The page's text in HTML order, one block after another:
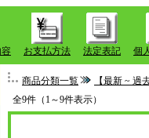
容 お支払方法 法定表記 個
商品分類一覧
【最新 ~ 過
全9件（1～9件表示）